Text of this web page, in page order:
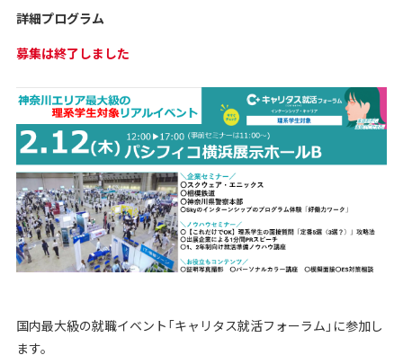
詳細プログラム
募集は終了しました
国内最大級の就職イベント「キャリタス就活フォーラム」に参加し
ます。